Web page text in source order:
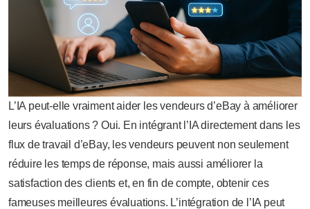
L’IA peut-elle vraiment aider les vendeurs d’eBay à améliorer
leurs évaluations ? Oui. En intégrant l’IA directement dans les
flux de travail d’eBay, les vendeurs peuvent non seulement
réduire les temps de réponse, mais aussi améliorer la
satisfaction des clients et, en fin de compte, obtenir ces
fameuses meilleures évaluations. L’intégration de l’IA peut